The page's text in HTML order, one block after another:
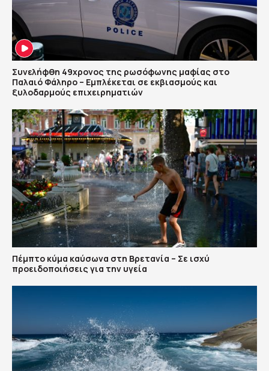
Συνελήφθη 49χρονος της ρωσόφωνης μαφίας στο
Παλαιό Φάληρο – Εμπλέκεται σε εκβιασμούς και
ξυλοδαρμούς επιχειρηματιών
Πέμπτο κύμα καύσωνα στη Βρετανία – Σε ισχύ
προειδοποιήσεις για την υγεία